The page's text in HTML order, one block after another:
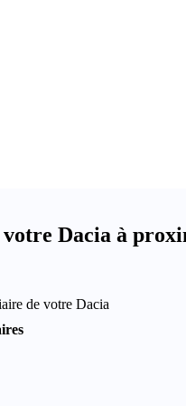
Dacia à
de votre Dacia